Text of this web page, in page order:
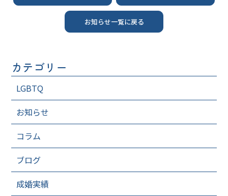
お知らせ一覧に戻る
カテゴリー
LGBTQ
お知らせ
コラム
ブログ
成婚実績